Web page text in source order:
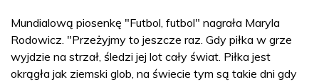
Mundialową piosenkę "Futbol, futbol" nagrała Maryla
Rodowicz. "Przeżyjmy to jeszcze raz. Gdy piłka w grze
wyjdzie na strzał, śledzi jej lot cały świat. Piłka jest
okrągła jak ziemski glob, na świecie tym są takie dni gdy